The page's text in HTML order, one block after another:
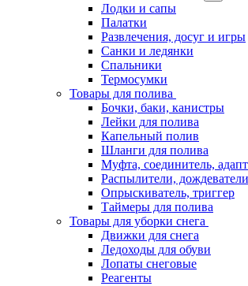
Лодки и сапы
Палатки
Развлечения, досуг и игры
Санки и ледянки
Спальники
Термосумки
Товары для полива
Бочки, баки, канистры
Лейки для полива
Капельный полив
Шланги для полива
Муфта, соединитель,
Распылители,
Опрыскиватель, триггер
Таймеры для полива
Товары для уборки снега
Движки для снега
Ледоходы для обуви
Лопаты снеговые
Реагенты